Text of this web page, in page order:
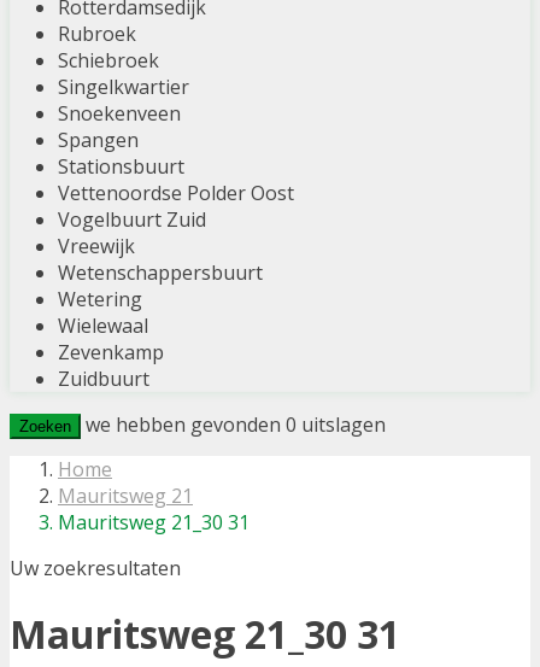
Rotterdamsedijk
Rubroek
Schiebroek
Singelkwartier
Snoekenveen
Spangen
Stationsbuurt
Vettenoordse Polder Oost
Vogelbuurt Zuid
Vreewijk
Wetenschappersbuurt
Wetering
Wielewaal
Zevenkamp
Zuidbuurt
Zoeken we hebben gevonden 0 uitslagen
Home
Mauritsweg 21
Mauritsweg 21_30 31
Uw zoekresultaten
Mauritsweg 21_30 31